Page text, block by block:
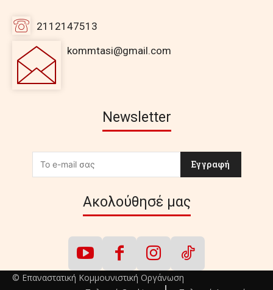
2112147513
kommtasi@gmail.com
Newsletter
Εγγραφή
Ακολούθησέ μας
© Επαναστατική Κομμουνιστική Οργάνωση